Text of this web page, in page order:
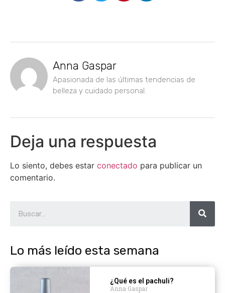
Anna Gaspar
Apasionada de las últimas tendencias de
belleza y cuidado personal.
Deja una respuesta
Lo siento, debes estar conectado para publicar un
comentario.
Lo más leído esta semana
¿Qué es el pachuli?
Anna Gaspar